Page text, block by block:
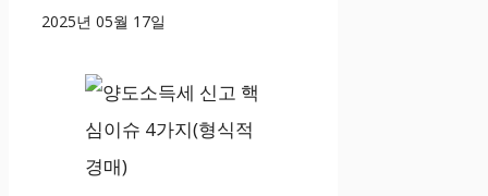
2025년 05월 17일